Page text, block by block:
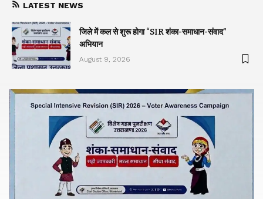
LATEST NEWS
जिले में कल से शुरू होगा “SIR शंका-समाधान-संवाद”
अभियान
August 9, 2026